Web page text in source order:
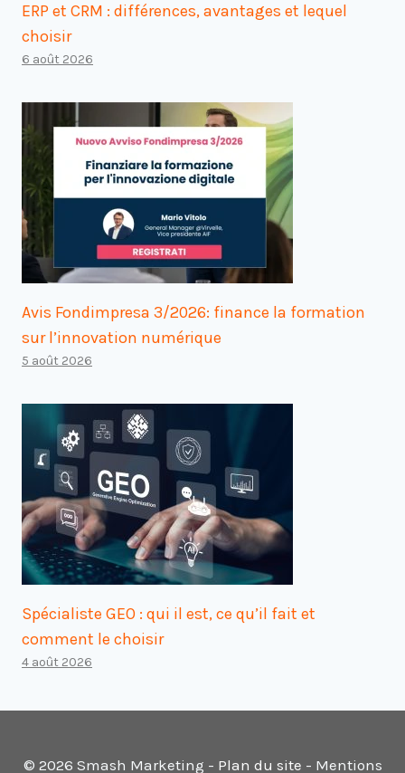
ERP et CRM : différences, avantages et lequel
choisir
6 août 2026
Avis Fondimpresa 3/2026: finance la formation
sur l’innovation numérique
5 août 2026
Spécialiste GEO : qui il est, ce qu’il fait et
comment le choisir
4 août 2026
© 2026 Smash Marketing - Plan du site - Mentions